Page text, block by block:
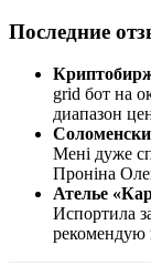
Последние
grid бот на
диапазон
Мені дуже
Проніна
Ателье
Испортила
рекомендую